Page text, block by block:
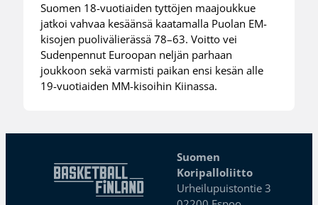
Suomen 18-vuotiaiden tyttöjen maajoukkue
jatkoi vahvaa kesäänsä kaatamalla Puolan EM-
kisojen puolivälierässä 78–63. Voitto vei
Sudenpennut Euroopan neljän parhaan
joukkoon sekä varmisti paikan ensi kesän alle
19-vuotiaiden MM-kisoihin Kiinassa.
Suomen
Koripalloliitto
Urheilupuistontie 3